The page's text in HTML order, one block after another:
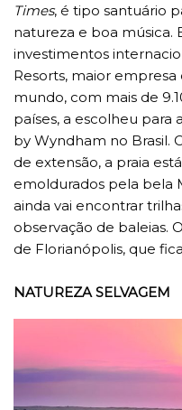
Times, é tipo santuário
natureza e boa música.
investimentos
Resorts, maior
mundo, com mais de
países, a escolheu para
by Wyndham no Brasil.
de extensão, a praia
emoldurados pela bela
ainda vai encontrar
observação de baleias.
de Florianópolis, que
NATUREZA SELVAGEM